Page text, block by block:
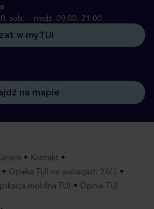
sob. – niedz. 09:00–21:00
w myTUI
na mapie
Kontakt
Opieka TUI na wakacjach 24/7
mobilna TUI Opinie TUI